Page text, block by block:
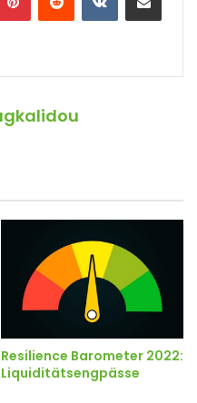
Resilience Barometer 2022:
Liquiditätsengpässe